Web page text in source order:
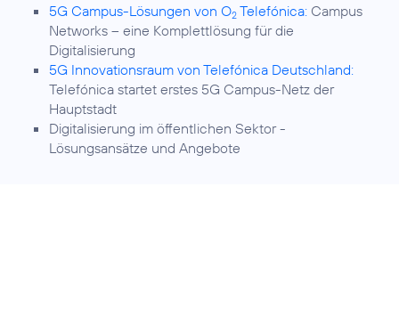
5G Campus-Lösungen von O2 Telefónica: Campus
Networks – eine Komplettlösung für die
Digitalisierung
5G Innovationsraum von Telefónica Deutschland:
Telefónica startet erstes 5G Campus-Netz der
Hauptstadt
Digitalisierung im öffentlichen Sektor-
Lösungsansätze und Angebote